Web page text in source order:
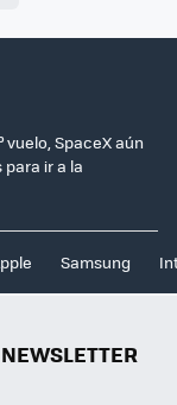
vuelo, SpaceX aún
ir a la
Samsung